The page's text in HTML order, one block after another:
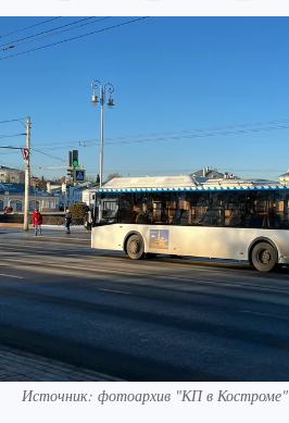
Источник: фотоархив "КП в Костроме"